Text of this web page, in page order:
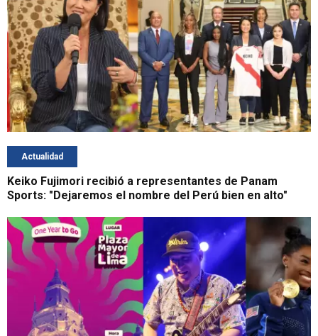
Actualidad
Keiko Fujimori recibió a representantes de Panam
Sports: "Dejaremos el nombre del Perú bien en alto"